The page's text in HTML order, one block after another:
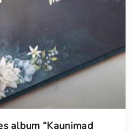
album “Kaunimad